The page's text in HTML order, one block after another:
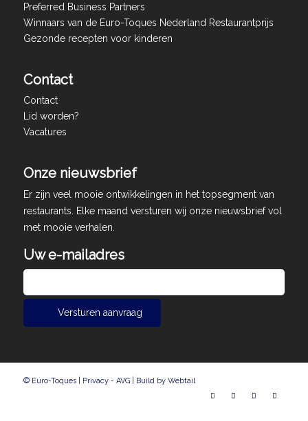
Preferred Business Partners
Winnaars van de Euro-Toques Nederland Restaurantprijs
Gezonde recepten voor kinderen
Contact
Contact
Lid worden?
Vacatures
Onze nieuwsbrief
Er zijn veel mooie ontwikkelingen in het topsegment van
restaurants. Elke maand versturen wij onze nieuwsbrief vol
met mooie verhalen.
Uw e-mailadres
© Euro-Toques | Privacy - AVG| Build by Webtail